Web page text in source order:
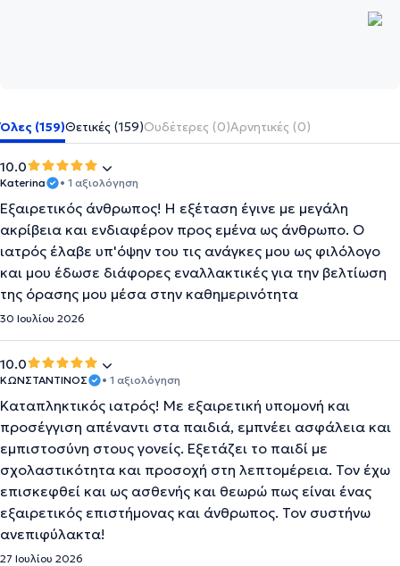
Όλες (159)Θετικές (159)Ουδέτερες (0)Αρνητικές (0)
10.0
Katerina • 1 αξιολόγηση
Εξαιρετικός άνθρωπος! Η εξέταση έγινε με μεγάλη
ακρίβεια και ενδιαφέρον προς εμένα ως άνθρωπο. Ο
ιατρός έλαβε υπ'όψην του τις ανάγκες μου ως φιλόλογο
και μου έδωσε διάφορες εναλλακτικές για την βελτίωση
της όρασης μου μέσα στην καθημερινότητα
30 Ιουλίου 2026
10.0
ΚΩΝΣΤΑΝΤΙΝΟΣ • 1 αξιολόγηση
Καταπληκτικός ιατρός! Με εξαιρετική υπομονή και
προσέγγιση απέναντι στα παιδιά, εμπνέει ασφάλεια και
εμπιστοσύνη στους γονείς. Εξετάζει το παιδί με
σχολαστικότητα και προσοχή στη λεπτομέρεια. Τον έχω
επισκεφθεί και ως ασθενής και θεωρώ πως είναι ένας
εξαιρετικός επιστήμονας και άνθρωπος. Τον συστήνω
ανεπιφύλακτα!
27 Ιουλίου 2026